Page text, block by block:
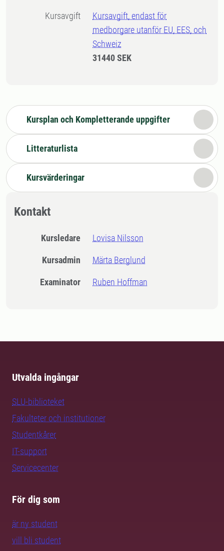
Kursavgift
Kursavgift, endast för
medborgare utanför EU, EES, och
Schweiz
31440 SEK
Kursplan och Kompletterande uppgifter
Litteraturlista
Kursvärderingar
Kontakt
Kursledare Lovisa Nilsson
Kursadmin Märta Berglund
Examinator Ruben Hoffman
Utvalda ingångar
SLU-biblioteket
Fakulteter och institutioner
Studentkårer
IT-support
Servicecenter
För dig som
är ny student
vill bli student